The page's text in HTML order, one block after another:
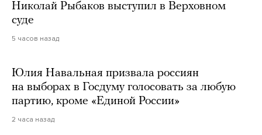
Николай Рыбаков выступил в Верховном
суде
5 часов назад
Юлия Навальная призвала россиян
на выборах в Госдуму голосовать за любую
партию, кроме «Единой России»
2 часа назад